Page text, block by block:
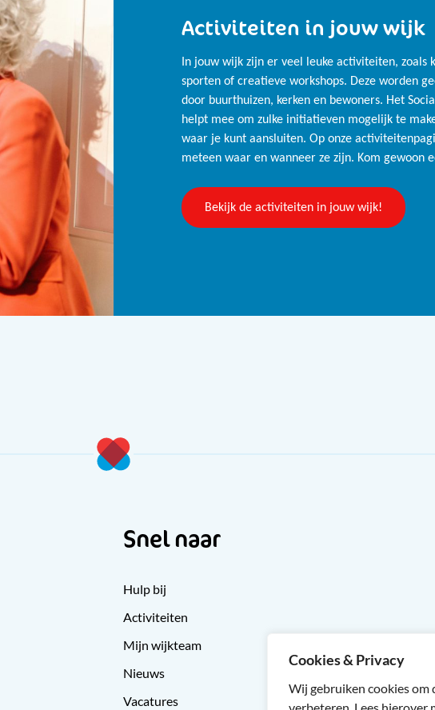
Cookies & Privacy
Wij gebruiken cookies om
Activiteiten in jouw wijk
In jouw wijk zijn er veel leuke activiteiten, zoals
sporten of creatieve workshops. Deze worden
door buurthuizen, kerken en bewoners. Het
helpt mee om zulke initiatieven mogelijk te
waar je kunt aansluiten. Op onze
meteen waar en wanneer ze zijn. Kom gewoon
Bekijk de activiteiten in jouw wijk!
Snel naar
Hulp bij
Activiteiten
Mijn wijkteam
Nieuws
Vacatures